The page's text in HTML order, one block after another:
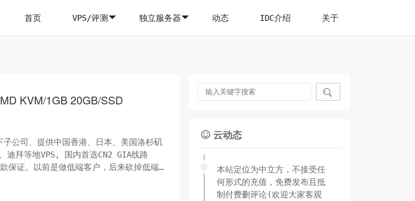
首页 VPS/评测 独立服务器 动态 IDC介绍 关于
KVM/1GB 20GB/SSD
公司、提供中国香港、日本、美国洛杉矶
迪拜等地VPS, 国内首选CN2 GIA线路
保证。以前是做低端客户，后来砍掉低端产

 云动态
本站定位为中立方，不接受任
何形式的充值，免费发布且抵
制付费删评论(欢迎大家客观